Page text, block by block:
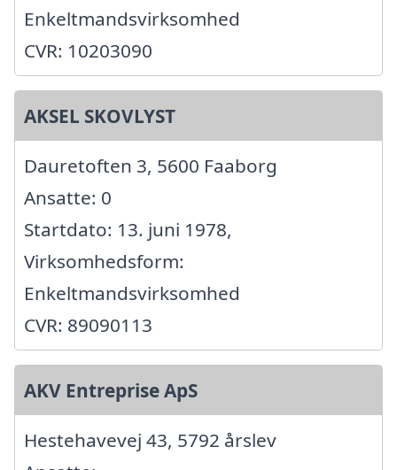
Enkeltmandsvirksomhed
CVR: 10203090
AKSEL SKOVLYST
Dauretoften 3, 5600 Faaborg
Ansatte: 0
Startdato: 13. juni 1978,
Virksomhedsform:
Enkeltmandsvirksomhed
CVR: 89090113
AKV Entreprise ApS
Hestehavevej 43, 5792 årslev